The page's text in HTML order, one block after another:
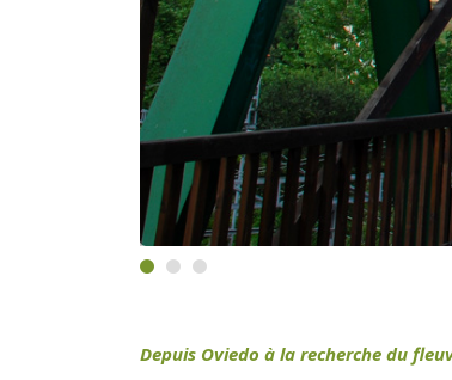
Depuis Oviedo à la recherche du